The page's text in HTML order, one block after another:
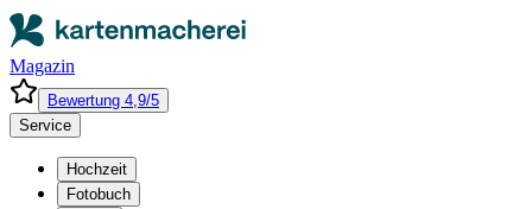
Magazin
Bewertung 4,9/5
Service
Hochzeit
Fotobuch